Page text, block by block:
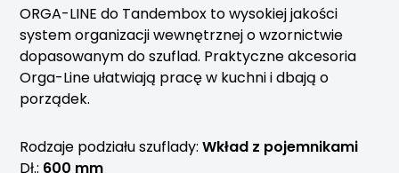
ORGA-LINE do Tandembox to wysokiej jakości
system organizacji wewnętrznej o wzornictwie
dopasowanym do szuflad. Praktyczne akcesoria
Orga-Line ułatwiają pracę w kuchni i dbają o
porządek.
Rodzaje podziału szuflady:Wkład z pojemnikami
Dł.: 600 mm